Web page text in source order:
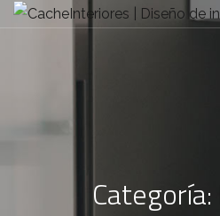
Categoría: